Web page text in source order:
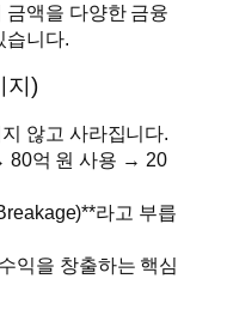
액을 다양한 금융
습니다.
지)
않고 사라집니다.
80억 원 사용 → 20
라고 부릅
익을 창출하는 핵심